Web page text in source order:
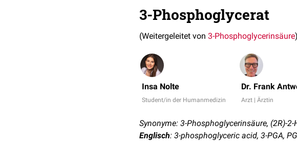
3-Phosphoglycerat
(Weitergeleitet von 3-Phosphoglycerinsäure)
Insa Nolte
Student/in der Humanmedizin
Dr. Frank
Arzt | Ärztin
Synonyme: 3-Phosphoglycerinsäure, (2R)-
Englisch: 3-phosphoglyceric acid, 3-PGA,